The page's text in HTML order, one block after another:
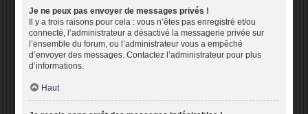
Je ne peux pas envoyer de messages privés !
Il y a trois raisons pour cela : vous n’êtes pas enregistré et/ou
connecté, l’administrateur a désactivé la messagerie privée sur
l’ensemble du forum, ou l’administrateur vous a empêché
d’envoyer des messages. Contactez l’administrateur pour plus
d’informations.
Haut